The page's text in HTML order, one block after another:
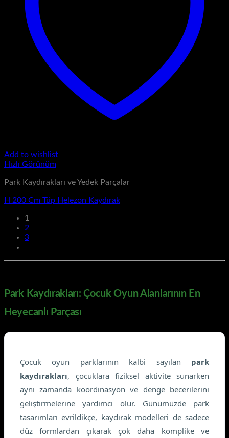
Add to wishlist
Hızlı Görünüm
Park Kaydırakları ve Yedek Parçalar
H 200 Cm Tüp Helezon Kaydırak
1
2
3
Park Kaydırakları: Çocuk Oyun Alanlarının En
Heyecanlı Parçası
Çocuk oyun parklarının kalbi sayılan park
kaydırakları, çocuklara fiziksel aktivite sunarken
aynı zamanda koordinasyon ve denge becerilerini
geliştirmelerine yardımcı olur. Günümüzde park
tasarımları evrildikçe, kaydırak modelleri de sadece
düz formlardan çıkarak çok daha komplike ve